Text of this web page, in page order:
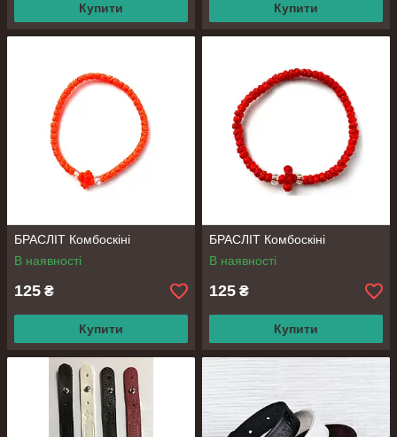
Купити Купити
БРАСЛІТ Комбоскіні
В наявності
125 ₴
Купити
БРАСЛІТ Комбоскіні
В наявності
125 ₴
Купити